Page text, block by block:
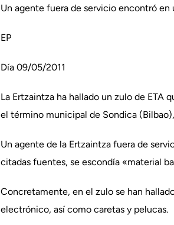
Un agente fuera de servicio encontró
EP
Día 09/05/2011
La Ertzaintza ha hallado un zulo de
el término municipal de Sondica
Un agente de la Ertzaintza fuera de
citadas fuentes, se escondía «material
Concretamente, en el zulo se han
electrónico, así como caretas y pelucas.